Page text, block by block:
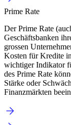
Prime Rate
Der Prime Rate
Geschäftsbanken
grossen
Kosten für Kredite
wichtiger Indikator
des Prime Rate
Stärke oder
Finanzmärkten